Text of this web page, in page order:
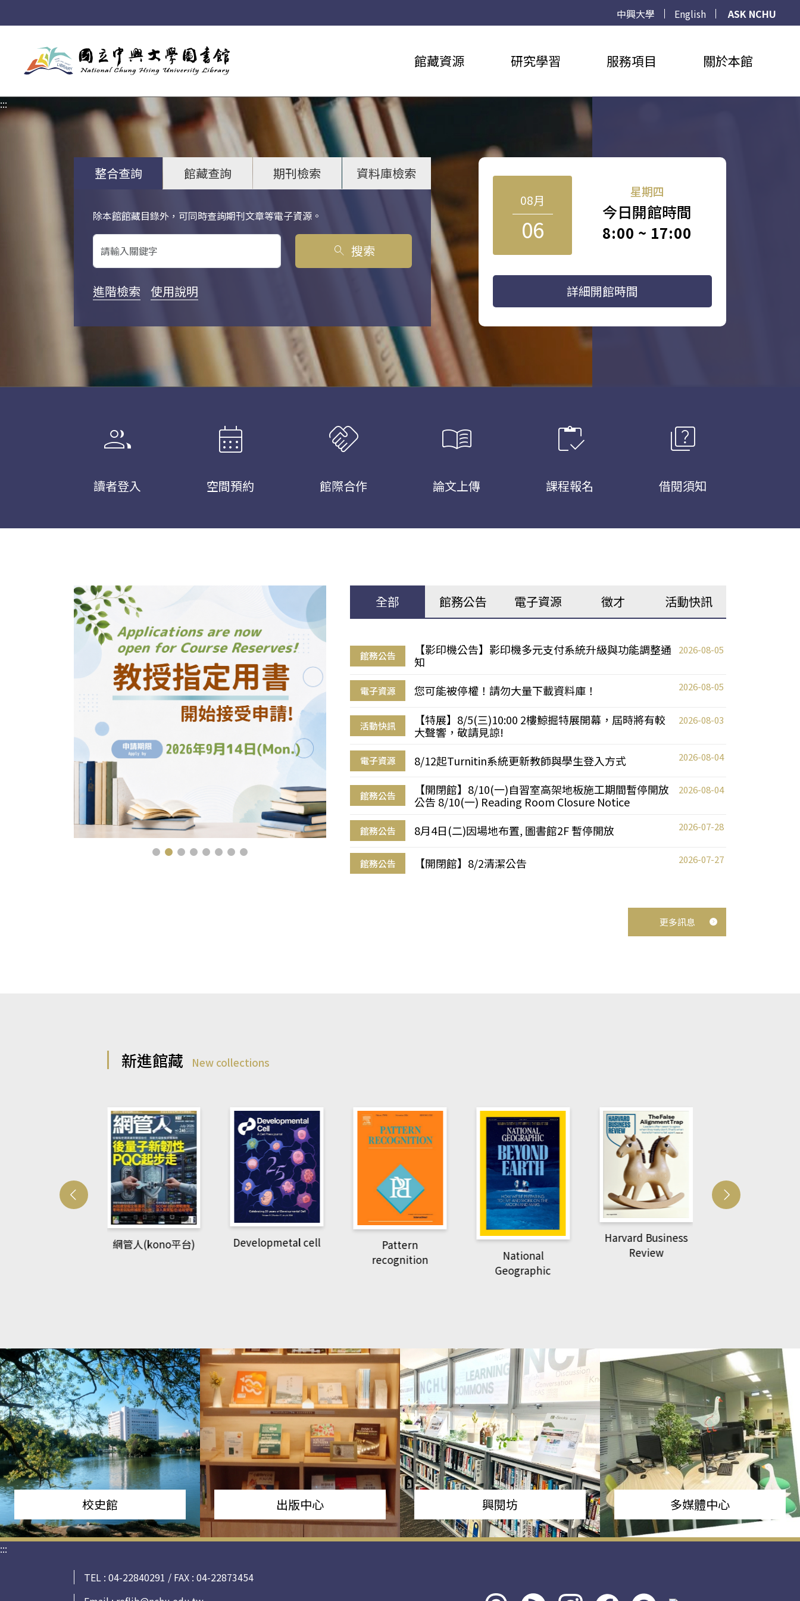
中興大學 English
ASK NCHU
館藏資源 研究學習 服務項目 關於本館
:::
整合查詢 館藏查詢 期刊檢索 資料庫檢索
除本館館藏目錄外，可同時查詢期刊文章等電子資源。
關鍵字搜尋
search 搜索
進階檢索 使用說明
08月
06
星期四
今日開館時間
8:00 ~ 17:00
詳細開館時間
group
讀者登入
calendar_month
空間預約
handshake
館際合作
menu_book
論文上傳
inventory
課程報名
quiz
借閱須知
全部 館務公告 電子資源 徵才 活動快訊
館務公告
【影印機公告】影印機多元支付系統升級與功能調整通
知
2026-08-05
電子資源 您可能被停權！請勿大量下載資料庫！ 2026-08-05
活動快訊
【特展】8/5(三)10:00 2樓鯨掘特展開幕，屆時將有較
大聲響，敬請見諒!
2026-08-03
電子資源 8/12起Turnitin系統更新教師與學生登入方式 2026-08-04
館務公告
【開閉館】8/10(一)自習室高架地板施工期間暫停開放
公告 8/10(一) Reading Room Closure Notice
2026-08-04
館務公告 8月4日(二)因場地布置, 圖書館2F 暫停開放 2026-07-28
館務公告 【開閉館】8/2清潔公告 2026-07-27
更多訊息
新進館藏 New collections
網管人(kono平台) Developmetal cell
recognition
Geographic
Harvard Business
校史館 出版中心 興閱坊 多媒體中心
:::
TEL : 04-22840291 / FAX : 04-22873454